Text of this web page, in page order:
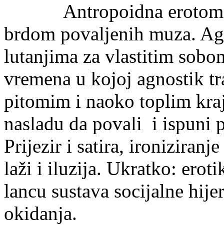
Antropoidna
brdom povaljenih muza.
lutanjima za vlastitim
vremena u kojoj agnostik
pitomim i naoko toplim
nasladu da povali i ispuni
Prijezir i satira, ironiziranje
laži i iluzija. Ukratko:
lancu sustava socijalne
okidanja.